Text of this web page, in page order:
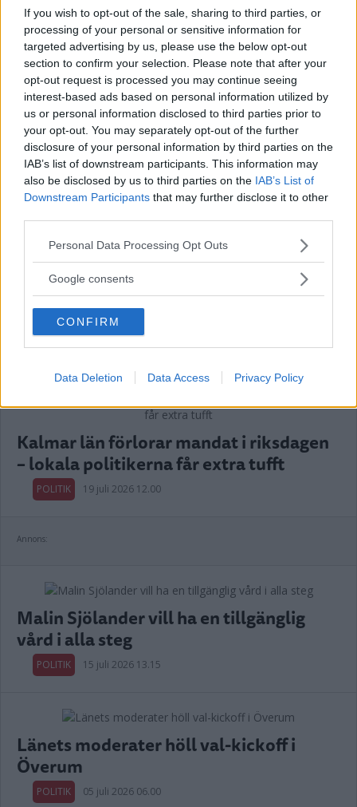
If you wish to opt-out of the sale, sharing to third parties, or
processing of your personal or sensitive information for
targeted advertising by us, please use the below opt-out
section to confirm your selection. Please note that after your
opt-out request is processed you may continue seeing
interest-based ads based on personal information utilized by
us or personal information disclosed to third parties prior to
your opt-out. You may separately opt-out of the further
disclosure of your personal information by third parties on the
IAB’s list of downstream participants. This information may
also be disclosed by us to third parties on the IAB’s List of
Downstream Participants that may further disclose it to other
Please note that this website/app uses one or more Google
not limited to your visit or usage behaviour. You may click to
use your data for below specified purposes in below Google
consent section.
Personal Data Processing Opt Outs
Google consents
CONFIRM
Data Deletion Data Access Privacy Policy
Hilda Helmersson (C) om våld i ungas
nära relationer: "Mörkertalet är stort”
POLITIK 22 juli 2026 18.00
Annons:
Var tredje kvinna utsatt för våld –
toppolitiker vill se ökat stöd
POLITIK 21 juli 2026 04.00
Kalmar län förlorar mandat i riksdagen
– lokala politikerna får extra tufft
POLITIK 19 juli 2026 12.00
Annons:
Malin Sjölander vill ha en tillgänglig
vård i alla steg
POLITIK 15 juli 2026 13.15
Länets moderater höll val-kickoff i
Överum
POLITIK 05 juli 2026 06.00